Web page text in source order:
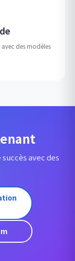
des modèles
avec des